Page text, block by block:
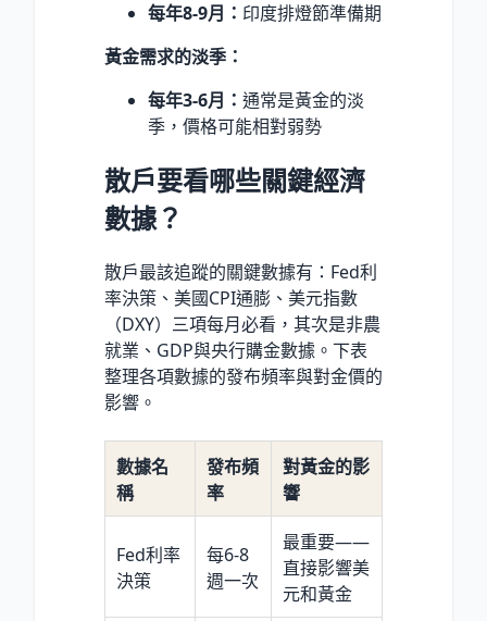
每年8-9月： 印度排燈節準備期
黃金需求的淡季：
每年3-6月： 通常是黃金的淡
季，價格可能相對弱勢
散戶要看哪些關鍵經濟
數據？
散戶最該追蹤的關鍵數據有：Fed利
率決策、美國CPI通膨、美元指數
（DXY）三項每月必看，其次是非農
就業、GDP與央行購金數據。下表
整理各項數據的發布頻率與對金價的
影響。
數據名
稱
發布頻
率
對黃金的影
響
Fed利率
決策
每6-8
週一次
最重要——
直接影響美
元和黃金